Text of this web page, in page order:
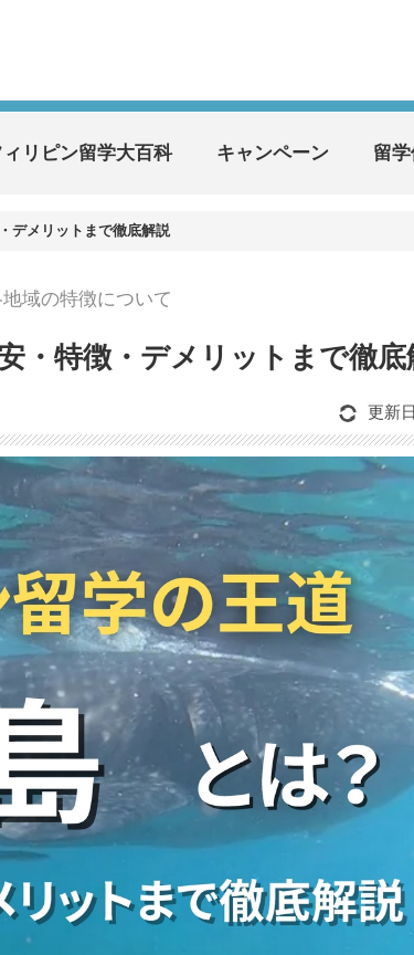
ィリピン留学大百科 キャンペーン 留
デメリットまで徹底解説
域の特徴について
・特徴・デメリットまで徹底
更新